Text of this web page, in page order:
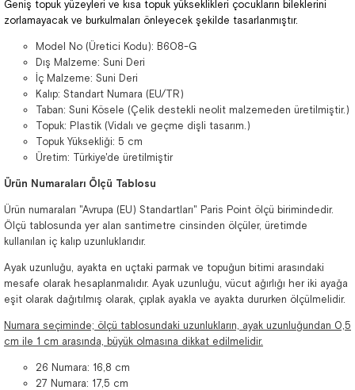
Geniş topuk yüzeyleri ve kısa topuk yükseklikleri çocukların bileklerini
zorlamayacak ve burkulmaları önleyecek şekilde tasarlanmıştır.
Model No (Üretici Kodu): B608-G
Dış Malzeme: Suni Deri
İç Malzeme: Suni Deri
Kalıp: Standart Numara (EU/TR)
Taban: Suni Kösele (Çelik destekli neolit malzemeden üretilmiştir.)
Topuk: Plastik (Vidalı ve geçme dişli tasarım.)
Topuk Yüksekliği: 5 cm
Üretim: Türkiye'de üretilmiştir
Ürün Numaraları Ölçü Tablosu
Ürün numaraları "Avrupa (EU) Standartları" Paris Point ölçü birimindedir.
Ölçü tablosunda yer alan santimetre cinsinden ölçüler, üretimde
kullanılan iç kalıp uzunluklarıdır.
Ayak uzunluğu, ayakta en uçtaki parmak ve topuğun bitimi arasındaki
mesafe olarak hesaplanmalıdır. Ayak uzunluğu, vücut ağırlığı her iki ayağa
eşit olarak dağıtılmış olarak, çıplak ayakla ve ayakta dururken ölçülmelidir.
Numara seçiminde; ölçü tablosundaki uzunlukların, ayak uzunluğundan 0,5
cm ile 1 cm arasında, büyük olmasına dikkat edilmelidir.
26 Numara: 16,8 cm
27 Numara: 17,5 cm